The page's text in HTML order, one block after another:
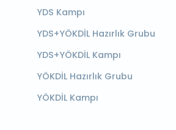
YDS Kampı
YDS+YÖKDİL Hazırlık Grubu
YDS+YÖKDİL Kampı
YÖKDİL Hazırlık Grubu
YÖKDİL Kampı